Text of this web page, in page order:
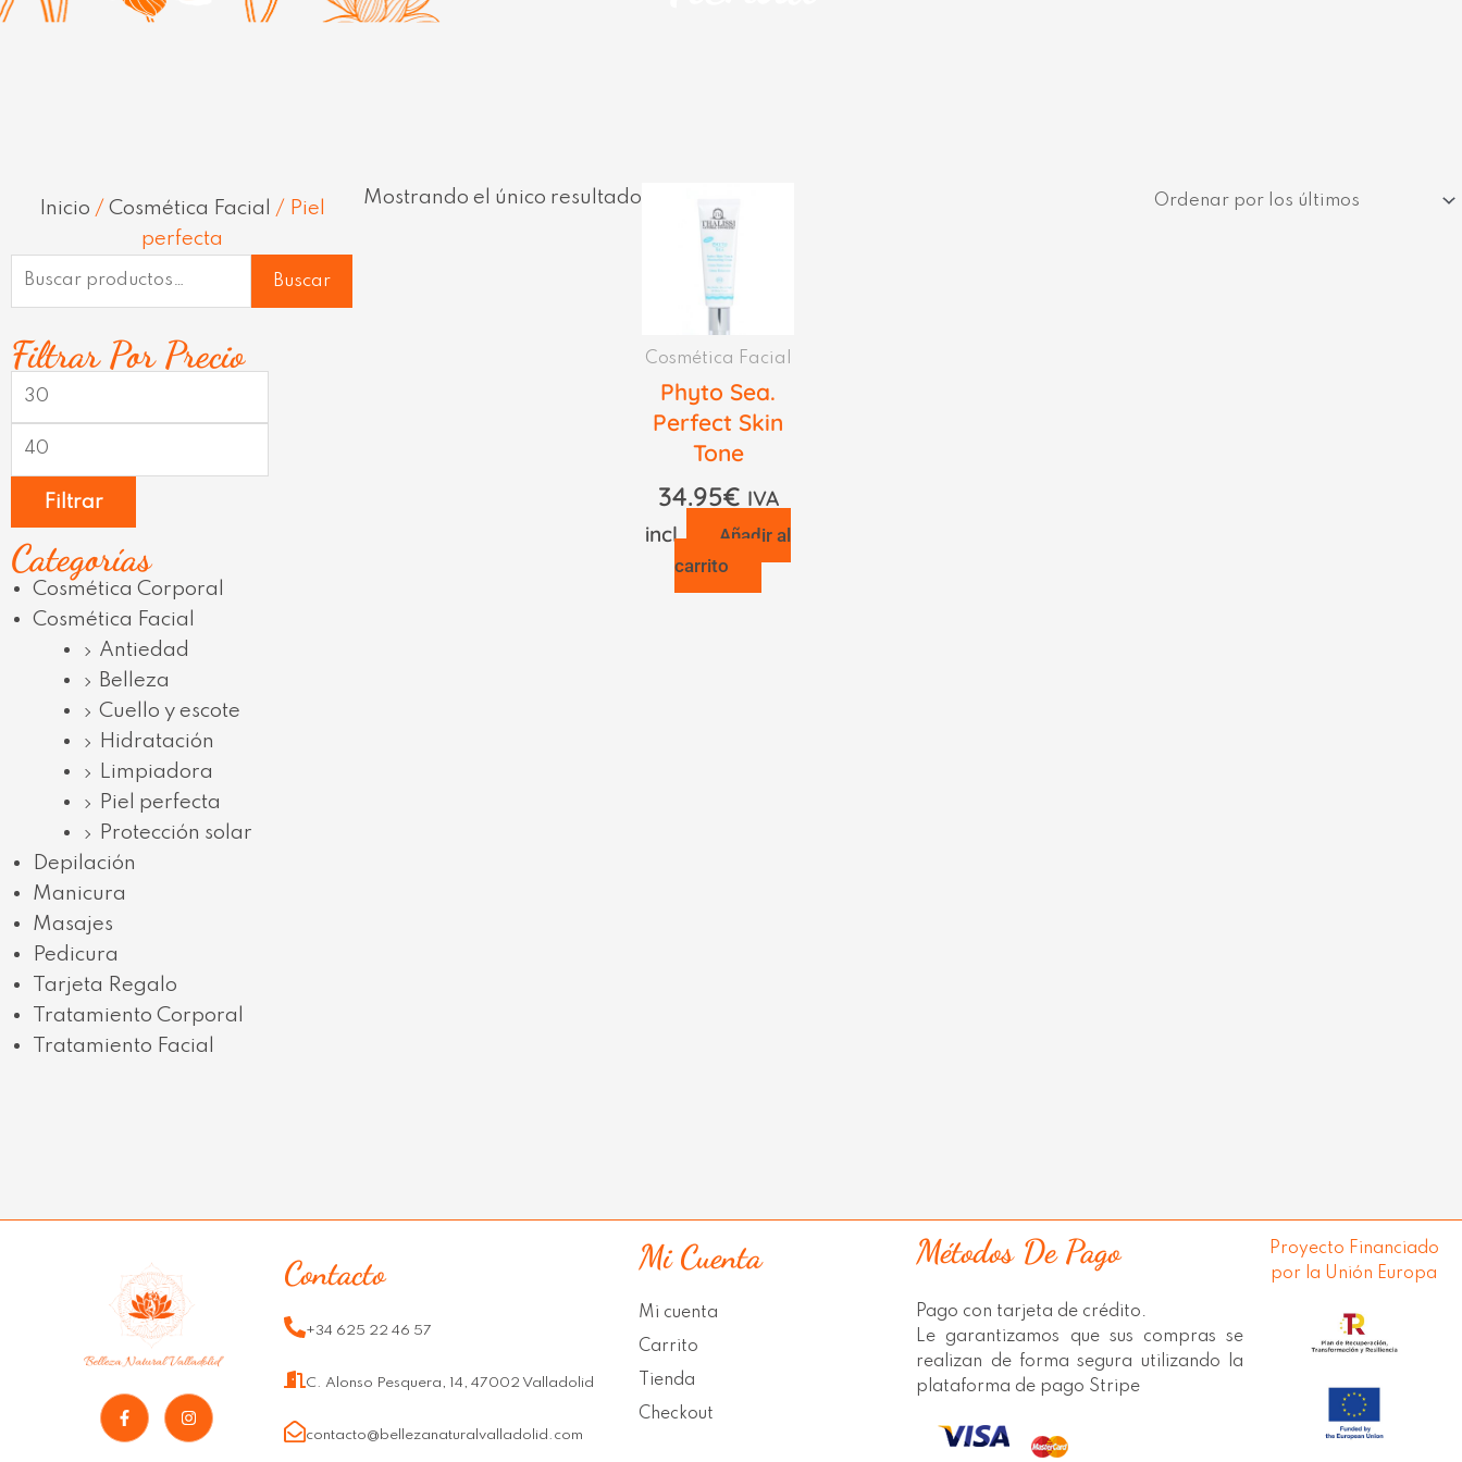
Inicio / Cosmética Facial
/ Piel
perfecta
Buscar
Buscar
Filtrar Por Precio
Precio
mínimo
máximo
Filtrar
Categorías
Cosmética Corporal
Cosmética Facial
Antiedad
Belleza
Cuello y escote
Hidratación
Limpiadora
Piel perfecta
Protección solar
Depilación
Manicura
Masajes
Pedicura
Tarjeta Regalo
Tratamiento Corporal
Tratamiento Facial
Mostrando el único resultado
Cosmética Facial
Phyto Sea.
Perfect Skin
Tone
34.95€ IVA
incl.
Añadir al
carrito
F
a
I
n
Contacto
+34 625 22 46 57
C. Alonso Pesquera, 14, 47002 Valladolid
contacto@bellezanaturalvalladolid.com
Mi Cuenta
Mi cuenta
Carrito
Tienda
Checkout
Métodos De Pago
Pago con tarjeta de crédito.
Le garantizamos que sus compras se
realizan de forma segura utilizando la
plataforma de pago Stripe
Proyecto Financiado
por la Unión Europa